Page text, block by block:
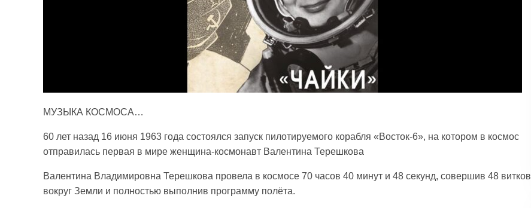
МУЗЫКА КОСМОСА…
60 лет назад 16 июня 1963 года состоялся запуск пилотируемого корабля «Восток-6», на котором в космос
отправилась первая в мире женщина-космонавт Валентина Терешкова
Валентина Владимировна Терешкова провела в космосе 70 часов 40 минут и 48 секунд, совершив 48 витков
вокруг Земли и полностью выполнив программу полёта.